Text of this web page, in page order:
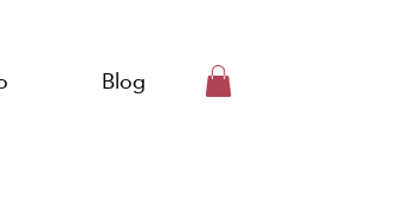
Blog